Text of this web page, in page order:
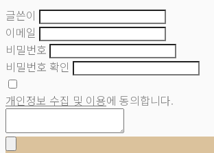
글쓴이
이메일
비밀번호
비밀번호 확인
개인정보 수집 및 이용에 동의합니다.